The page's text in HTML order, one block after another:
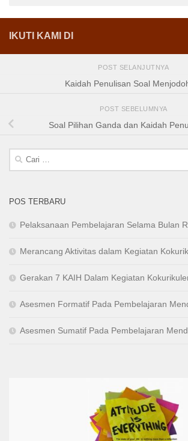
IKUTI KAMI DI
POST SELANJUTNYA
Kaidah Penulisan Soal
POST SEBELUMNYA
Soal Pilihan Ganda dan Kaidah
Cari
POS TERBARU
Pelaksanaan Pembelajaran Selama Bulan
Merancang Aktivitas dalam Kegiatan
Gerakan 7 KAIH Dalam Kegiatan
Asesmen Formatif Pada Pembelajaran
Asesmen Sumatif Pada Pembelajaran